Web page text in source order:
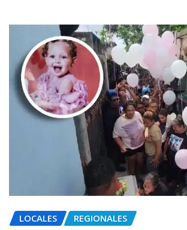
LOCALES REGIONALES